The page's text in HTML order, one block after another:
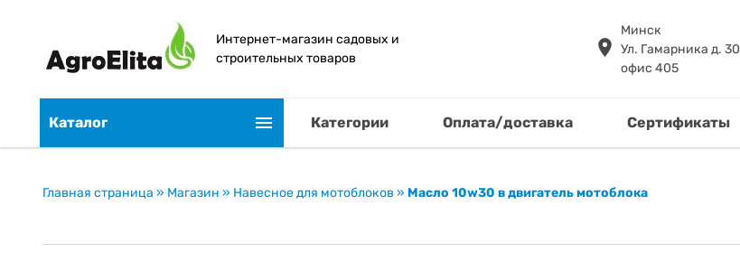
Интернет-магазин садовых и
строительных товаров
Минск
Ул. Гамарника д. 30
офис 405
Каталог Категории Оплата/доставка Сертификаты
Главная страница » Магазин » Навесное для мотоблоков » Масло 10w30 в двигатель мотоблока